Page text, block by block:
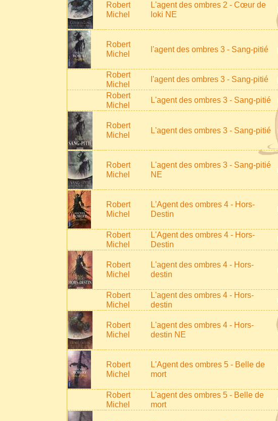
Robert
Michel
L'agent des ombres 2 - Cœur de
loki NE
Robert
Michel
l'agent des ombres 3 - Sang-pitié
Robert
Michel
l'agent des ombres 3 - Sang-pitié
Robert
Michel
L'agent des ombres 3 - Sang-pitié
Robert
Michel
L'agent des ombres 3 - Sang-pitié
Robert
Michel
L'agent des ombres 3 - Sang-pitié
NE
Robert
Michel
L'Agent des ombres 4 - Hors-
Destin
Robert
Michel
L'Agent des ombres 4 - Hors-
Destin
Robert
Michel
L'agent des ombres 4 - Hors-
destin
Robert
Michel
L'agent des ombres 4 - Hors-
destin
Robert
Michel
L'agent des ombres 4 - Hors-
destin NE
Robert
Michel
L'Agent des ombres 5 - Belle de
mort
Robert
Michel
L'agent des ombres 5 - Belle de
mort